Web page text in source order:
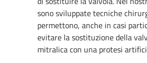
sono sviluppate tecniche
permettono, anche in casi
evitare la sostituzione della
mitralica con una protesi